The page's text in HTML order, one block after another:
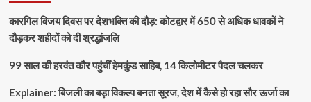
कारगिल विजय दिवस पर देशभक्ति की दौड़: कोटद्वार में 650 से अधिक धावकों ने
दौड़कर शहीदों को दी श्रद्धांजलि
99 साल की हरवंत कौर पहुंचीं हेमकुंड साहिब, 14 किलोमीटर पैदल चलकर
Explainer: बिजली का बड़ा विकल्प बनता सूरज, देश में कैसे हो रहा सौर ऊर्जा का